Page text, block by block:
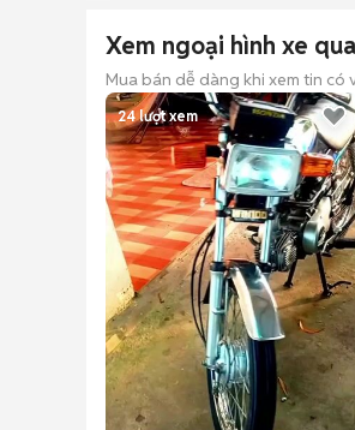
Xem ngoại hình xe
Mua bán dễ dàng khi xem tin có
24lượt xem